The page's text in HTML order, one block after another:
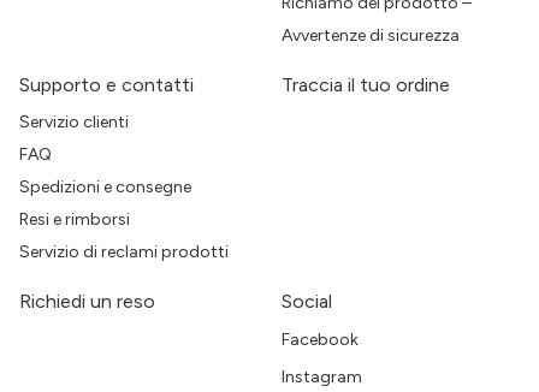
Avvertenze di sicurezza
Supporto e contatti
Servizio clienti
FAQ
Spedizioni e consegne
Resi e rimborsi
Servizio di reclami prodotti
Traccia il tuo ordine
Richiedi un reso Social
Facebook
Instagram